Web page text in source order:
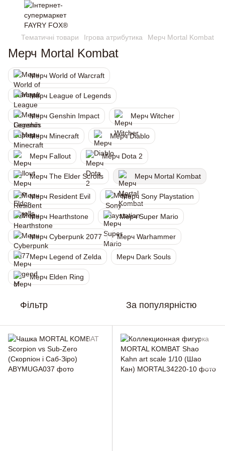
Тематичні товари Ігрова атрибутика Мерч Mortal Kombat
Мерч Mortal Kombat
Мерч World of Warcraft
Мерч League of Legends
Мерч Genshin Impact Мерч Witcher
Мерч Minecraft Мерч Diablo
Мерч Fallout Мерч Dota 2
Мерч The Elder Scrolls Мерч Mortal Kombat
Мерч Resident Evil Мерч Sony Playstation
Мерч Hearthstone Мерч Super Mario
Мерч Cyberpunk 2077 Мерч Warhammer
Мерч Legend of Zelda Мерч Dark Souls
Мерч Elden Ring
Фільтр За популярністю